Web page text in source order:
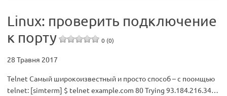
Linux: проверить подключение
к порту
0 (0)
28 Травня 2017
Telnet Самый широкоизвестный и просто способ – с поомщью
telnet: [simterm] $ telnet example.com 80 Trying 93.184.216.34…